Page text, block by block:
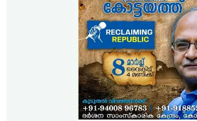
ഇടമറുക് പള്ളി ഭാഗത്ത്‌
ദുരിതാശ്വാസ ക്യാമ്പുകളിൽ
മാർ സ്ലീവാ മെഡിസിറ്റി
ദുരന്ത ബാധിതർക്ക് ഭക്ഷ്യ